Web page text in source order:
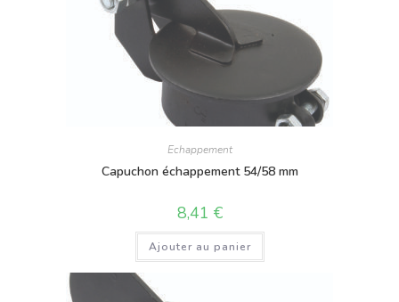
Echappement
Capuchon échappement 54/58 mm
8,41 €
Ajouter au panier